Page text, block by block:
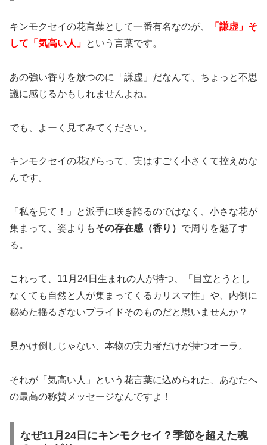
キンモクセイの花言葉として一番有名なのが、
「謙虚」そ
して「気高い人」 という言葉です。
あの強い香りを放つのに「謙虚」だなんて、ちょっと不思
議に感じるかもしれませんよね。
でも、よーく見てみてください。
キンモクセイの花びらって、実はすごく小さくて控えめな
んです。
「私を見て！」と派手に咲き誇るのではなく、小さな花が
集まって、姿よりもその存在感（香り） で周りを魅了す
る。
これって、11月24日生まれの人が持つ、「目立とうとし
なくても自然と人が集まってくるカリスマ性」や、内側に
秘めた揺るぎないプライドそのものだと思いませんか？
見かけ倒しじゃない、本物の実力者だけが持つオーラ。
それが「気高い人」という花言葉に込められた、あなたへ
の最高の称賛メッセージなんですよ！
なぜ11月24日にキンモクセイ？季節を超えた魂